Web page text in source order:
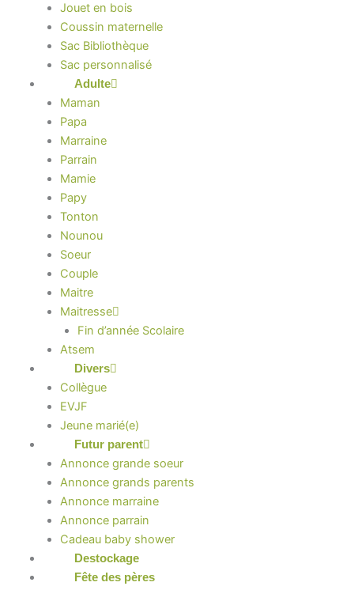
Jouet en bois
Coussin maternelle
Sac Bibliothèque
Sac personnalisé
Adulte
Maman
Papa
Marraine
Parrain
Mamie
Papy
Tonton
Nounou
Soeur
Couple
Maitre
Maitresse
Fin d’année Scolaire
Atsem
Divers
Collègue
EVJF
Jeune marié(e)
Futur parent
Annonce grande soeur
Annonce grands parents
Annonce marraine
Annonce parrain
Cadeau baby shower
Destockage
Fête des pères